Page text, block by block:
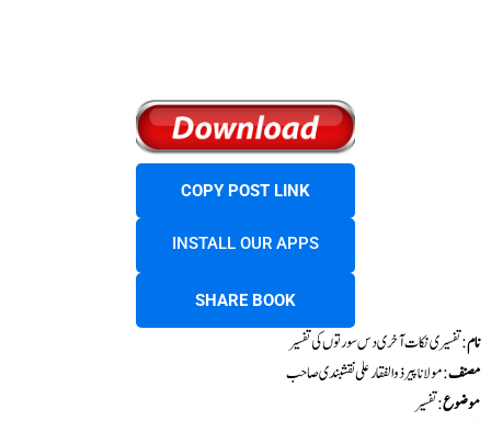
COPY POST LINK
INSTALL OUR APPS
SHARE BOOK
نام: تفسیری نکات آخری دس سورتوں کی تفسیر
مصنف: مولانا پیر ذوالفقارعلی نقشبندی صاحب
موضوع: تفسیر